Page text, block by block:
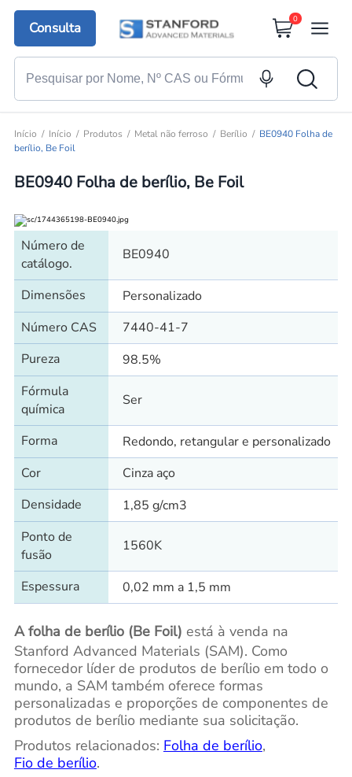
Consulta
0
Início Início Produtos Metal não ferroso Berílio
BE0940 Folha de
berílio, Be Foil
BE0940 Folha de berílio, Be Foil
Número de
catálogo.
BE0940
Dimensões
Personalizado
Número CAS
7440-41-7
Pureza
98.5%
Fórmula
química
Ser
Forma
Redondo, retangular e personalizado
Cor
Cinza aço
Densidade
1,85 g/cm3
Ponto de
fusão
1560K
Espessura 0,02 mm a 1,5 mm
A folha de berílio (Be Foil) está à venda na
Stanford Advanced Materials (SAM). Como
fornecedor líder de produtos de berílio em todo o
mundo, a SAM também oferece formas
personalizadas e proporções de componentes de
produtos de berílio mediante sua solicitação.
Produtos relacionados: Folha de berílio,
Fio de berílio.